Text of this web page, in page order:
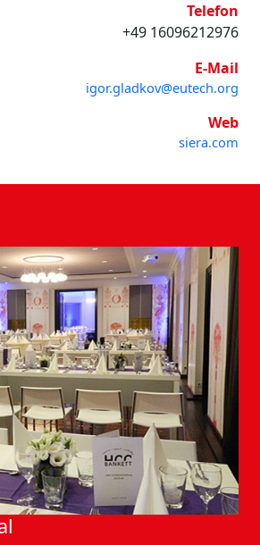
Telefon
+49 16096212976
E-Mail
igor.gladkov@eutech.org
Web
siera.com